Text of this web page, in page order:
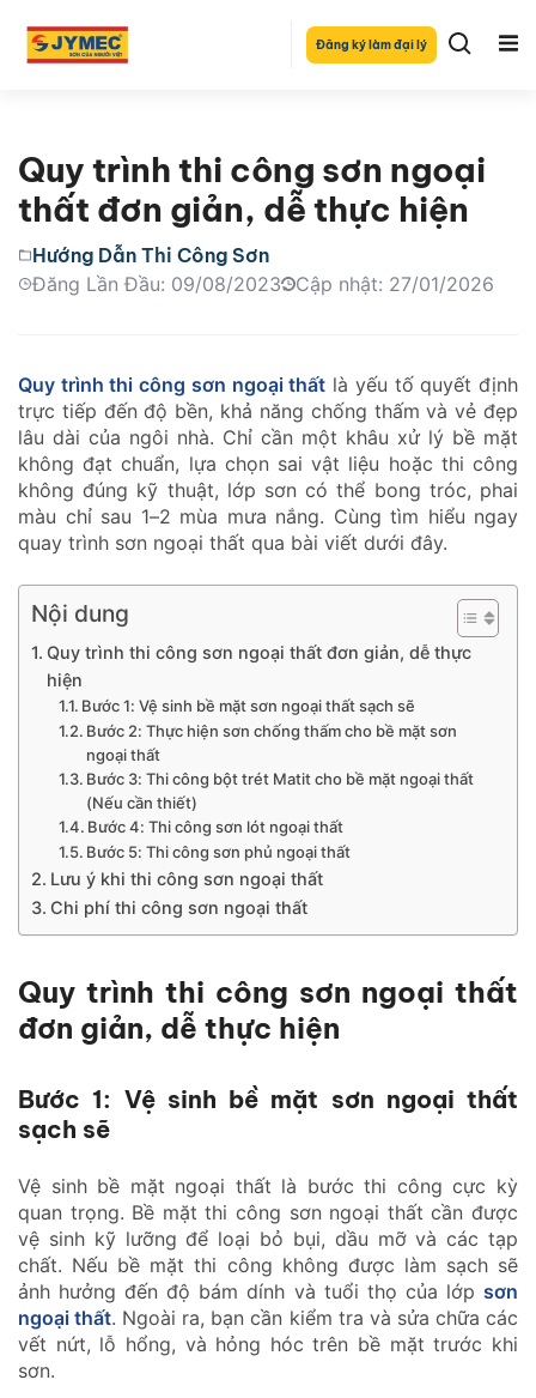
Đăng ký làm đại lý
Quy trình thi công sơn ngoại
thất đơn giản, dễ thực hiện
Hướng Dẫn Thi Công Sơn
Đăng Lần Đầu: 09/08/2023
Cập nhật: 27/01/2026
Quy trình thi công sơn ngoại thất là yếu tố quyết định
trực tiếp đến độ bền, khả năng chống thấm và vẻ đẹp
lâu dài của ngôi nhà. Chỉ cần một khâu xử lý bề mặt
không đạt chuẩn, lựa chọn sai vật liệu hoặc thi công
không đúng kỹ thuật, lớp sơn có thể bong tróc, phai
màu chỉ sau 1–2 mùa mưa nắng. Cùng tìm hiểu ngay
quay trình sơn ngoại thất qua bài viết dưới đây.
Nội dung
Quy trình thi công sơn ngoại thất đơn giản, dễ thực
hiện
Bước 1: Vệ sinh bề mặt sơn ngoại thất sạch sẽ
Bước 2: Thực hiện sơn chống thấm cho bề mặt sơn
ngoại thất
Bước 3: Thi công bột trét Matit cho bề mặt ngoại thất
(Nếu cần thiết)
Bước 4: Thi công sơn lót ngoại thất
Bước 5: Thi công sơn phủ ngoại thất
Lưu ý khi thi công sơn ngoại thất
Chi phí thi công sơn ngoại thất
Quy trình thi công sơn ngoại thất
đơn giản, dễ thực hiện
Bước 1: Vệ sinh bề mặt sơn ngoại thất
sạch sẽ
Vệ sinh bề mặt ngoại thất là bước thi công cực kỳ
quan trọng. Bề mặt thi công sơn ngoại thất cần được
vệ sinh kỹ lưỡng để loại bỏ bụi, dầu mỡ và các tạp
chất. Nếu bề mặt thi công không được làm sạch sẽ
ảnh hưởng đến độ bám dính và tuổi thọ của lớp sơn
ngoại thất. Ngoài ra, bạn cần kiểm tra và sửa chữa các
vết nứt, lỗ hổng, và hỏng hóc trên bề mặt trước khi
sơn.